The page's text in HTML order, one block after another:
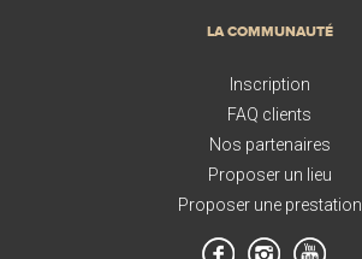
LA COMMUNAUTÉ
Inscription
FAQ clients
Nos partenaires
Proposer un lieu
Proposer une prestation